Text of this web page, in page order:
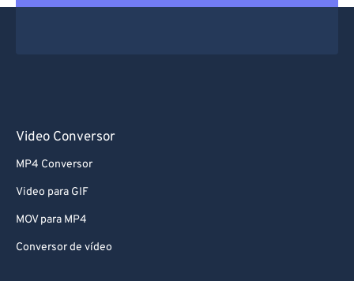
Video Conversor
MP4 Conversor
Video para GIF
MOV para MP4
Conversor de vídeo